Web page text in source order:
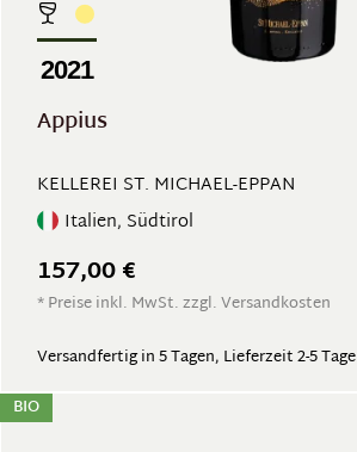
2021
Appius
KELLEREI ST. MICHAEL-EPPAN
Italien, Südtirol
157,00 €
* Preise inkl. MwSt. zzgl. Versandkosten
Versandfertig in 5 Tagen, Lieferzeit 2-5 Tage
BIO